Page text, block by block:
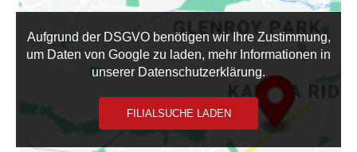
Aufgrund der DSGVO benötigen wir Ihre Zustimmung,
um Daten von Google zu laden, mehr Informationen in
unserer Datenschutzerklärung.
FILIALSUCHE LADEN